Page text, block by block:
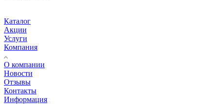
Каталог
Акции
Услуги
Компания
О компании
Новости
Отзывы
Контакты
Информация